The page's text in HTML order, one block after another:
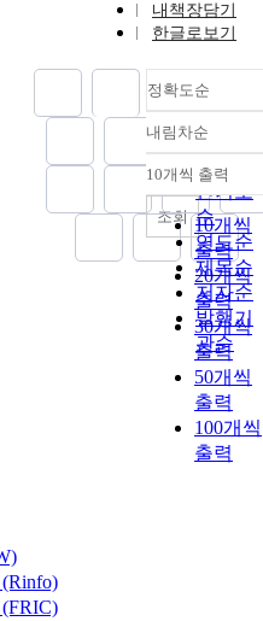
내책장담기
한글로보기
정확도순
정확도
순
인기도
순
연도순
제목순
저자순
발행기
관순
내림차순
내림차
10개씩 출력
10개씩
출력
20개씩
출력
30개씩
출력
50개씩
출력
100개씩
출력
조회